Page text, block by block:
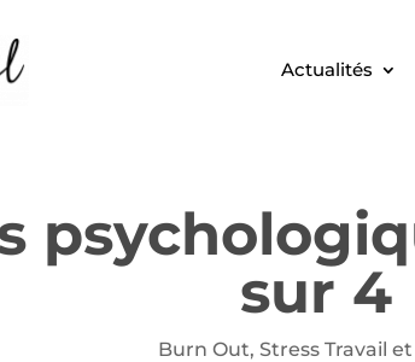
Actualités
sur 4
Burn Out, Stress Travail